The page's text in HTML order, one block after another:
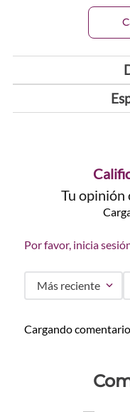
Tu opinión
Por favor, inicia
Más reciente
Cargando